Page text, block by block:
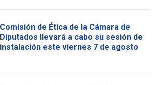
Comisión de Ética de la Cámara de
Diputados llevará a cabo su sesión de
instalación este viernes 7 de agosto